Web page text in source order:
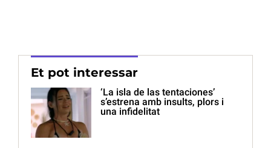
Et pot interessar
‘La isla de las tentaciones’
s’estrena amb insults, plors i
una infidelitat